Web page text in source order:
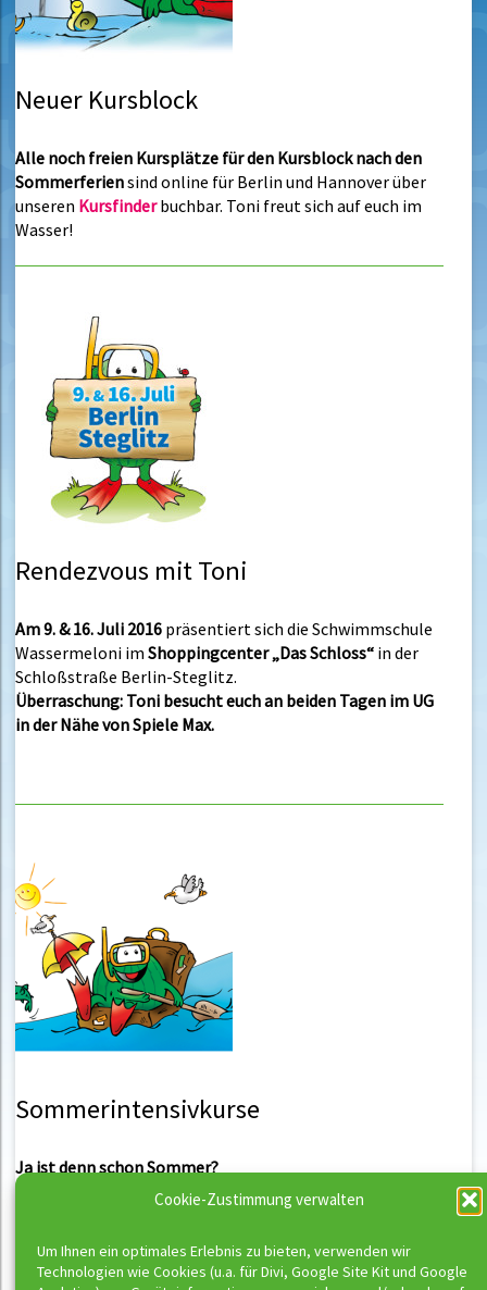
Cookie-Zustimmung verwalten
Um Ihnen ein optimales Erlebnis zu bieten, verwenden wir
Technologien wie Cookies (u.a. für Divi, Google Site Kit und Google
Neuer Kursblock
Alle noch freien Kursplätze für den Kursblock nach den
Sommerferiensind online für Berlin und Hannover über
unseren Kursfinderbuchbar. Toni freut sich auf euch im
Wasser!
Rendezvous mit Toni
Am 9. & 16. Juli 2016 präsentiert sich die Schwimmschule
Wassermeloni im Shoppingcenter „Das Schloss“ in der
Schloßstraße Berlin-Steglitz.
Überraschung: Toni besucht euch an beiden Tagen im UG
in der Nähe von Spiele Max.
Sommerintensivkurse
Ja ist denn schon Sommer?
In den Sommerferien bieten wir euch wieder
Hannover (Henriettenstiftung & Eilenriedestift)
Kursstufen Beginner bis Schwimmcluban.weiterlesen >